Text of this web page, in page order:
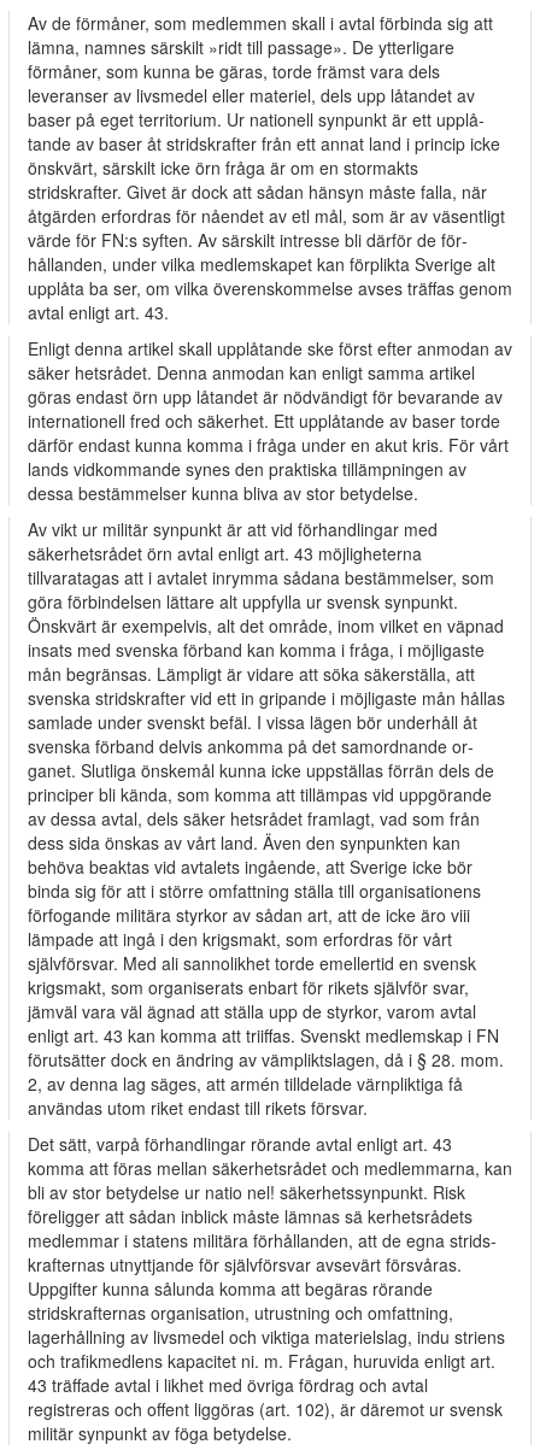
Av de förmåner, som medlemmen skall i avtal förbinda sig att
lämna, namnes särskilt »ridt till passage». De ytterligare
förmåner, som kunna be­ gäras, torde främst vara dels
leveranser av livsmedel eller materiel, dels upp­ låtandet av
baser på eget territorium. Ur nationell synpunkt är ett upplå­
tande av baser åt stridskrafter från ett annat land i princip icke
önskvärt, särskilt icke örn fråga är om en stormakts
stridskrafter. Givet är dock att sådan hänsyn måste falla, när
åtgärden erfordras för nåendet av etl mål, som är av väsentligt
värde för FN:s syften. Av särskilt intresse bli därför de för­
hållanden, under vilka medlemskapet kan förplikta Sverige alt
upplåta ba­ ser, om vilka överenskommelse avses träffas genom
avtal enligt art. 43.
Enligt denna artikel skall upplåtande ske först efter anmodan av
säker­ hetsrådet. Denna anmodan kan enligt samma artikel
göras endast örn upp­ låtandet är nödvändigt för bevarande av
internationell fred och säkerhet. Ett upplåtande av baser torde
därför endast kunna komma i fråga under en akut kris. För vårt
lands vidkommande synes den praktiska tillämpningen av
dessa bestämmelser kunna bliva av stor betydelse.
Av vikt ur militär synpunkt är att vid förhandlingar med
säkerhetsrådet örn avtal enligt art. 43 möjligheterna
tillvaratagas att i avtalet inrymma sådana bestämmelser, som
göra förbindelsen lättare alt uppfylla ur svensk synpunkt.
Önskvärt är exempelvis, alt det område, inom vilket en väpnad
insats med svenska förband kan komma i fråga, i möjligaste
mån begränsas. Lämpligt är vidare att söka säkerställa, att
svenska stridskrafter vid ett in­ gripande i möjligaste mån hållas
samlade under svenskt befäl. I vissa lägen bör underhåll åt
svenska förband delvis ankomma på det samordnande or­
ganet. Slutliga önskemål kunna icke uppställas förrän dels de
principer bli kända, som komma att tillämpas vid uppgörande
av dessa avtal, dels säker­ hetsrådet framlagt, vad som från
dess sida önskas av vårt land. Även den synpunkten kan
behöva beaktas vid avtalets ingående, att Sverige icke bör
binda sig för att i större omfattning ställa till organisationens
förfogande militära styrkor av sådan art, att de icke äro viii
lämpade att ingå i den krigsmakt, som erfordras för vårt
självförsvar. Med ali sannolikhet torde emellertid en svensk
krigsmakt, som organiserats enbart för rikets självför­ svar,
jämväl vara väl ägnad att ställa upp de styrkor, varom avtal
enligt art. 43 kan komma att triiffas. Svenskt medlemskap i FN
förutsätter dock en ändring av vämpliktslagen, då i § 28. mom.
2, av denna lag säges, att armén tilldelade värnpliktiga få
användas utom riket endast till rikets försvar.
Det sätt, varpå förhandlingar rörande avtal enligt art. 43
komma att föras mellan säkerhetsrådet och medlemmarna, kan
bli av stor betydelse ur natio­ nel! säkerhetssynpunkt. Risk
föreligger att sådan inblick måste lämnas sä­ kerhetsrådets
medlemmar i statens militära förhållanden, att de egna strids­
krafternas utnyttjande för självförsvar avsevärt försvåras.
Uppgifter kunna sålunda komma att begäras rörande
stridskrafternas organisation, utrustning och omfattning,
lagerhållning av livsmedel och viktiga materielslag, indu­ striens
och trafikmedlens kapacitet ni. m. Frågan, huruvida enligt art.
43 träffade avtal i likhet med övriga fördrag och avtal
registreras och offent­ liggöras (art. 102), är däremot ur svensk
militär synpunkt av föga betydelse.